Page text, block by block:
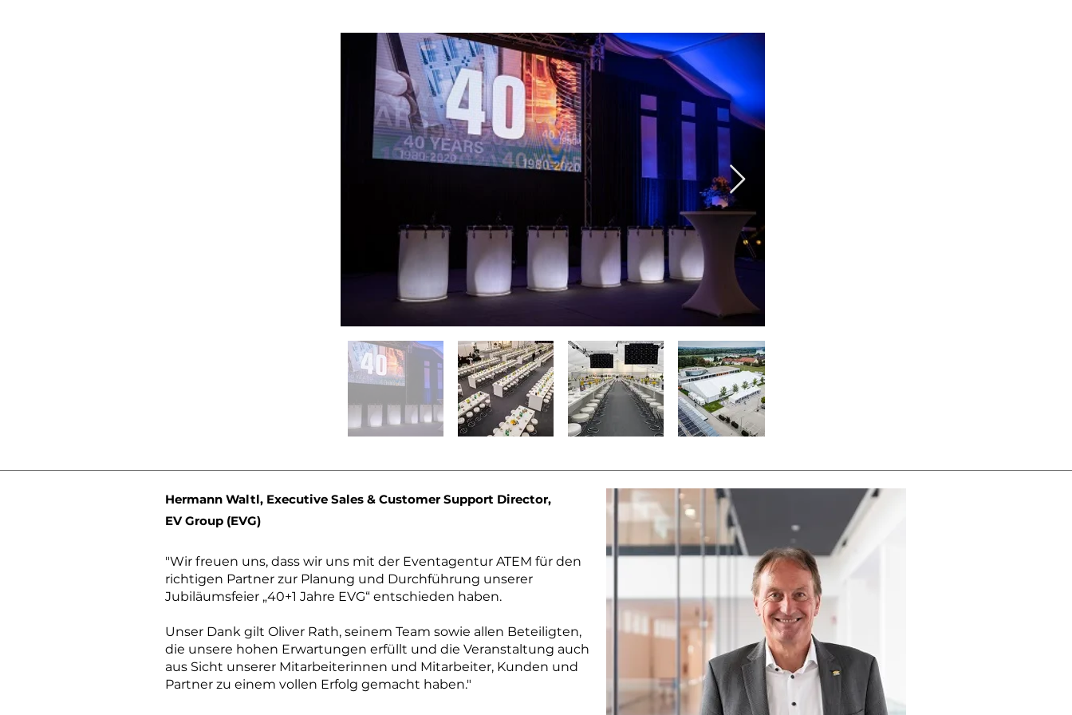
Hermann Waltl, Executive Sales & Customer Support Director,
EV Group (EVG)
"Wir freuen uns, dass wir uns mit der Eventagentur ATEM für den
richtigen Partner zur Planung und Durchführung unserer
Jubiläumsfeier „40+1 Jahre EVG“ entschieden haben.
Unser Dank gilt Oliver Rath, seinem Team sowie allen Beteiligten,
die unsere hohen Erwartungen erfüllt und die Veranstaltung auch
aus Sicht unserer Mitarbeiterinnen und Mitarbeiter, Kunden und
Partner zu einem vollen Erfolg gemacht haben."